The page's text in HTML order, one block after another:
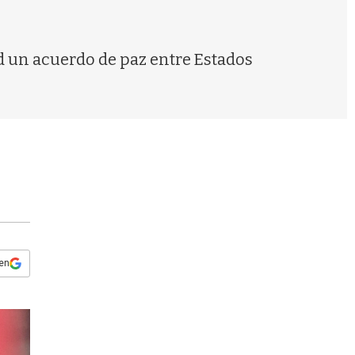
acuerdo de paz entre Estados